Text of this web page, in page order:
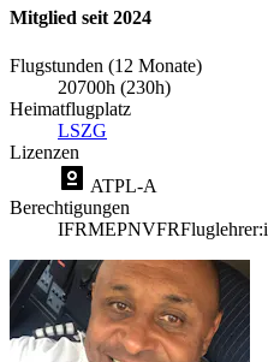
Mitglied seit 2024
Flugstunden (12 Monate)
20700h (230h)
Heimatflugplatz
LSZG
Lizenzen
ATPL-A
Berechtigungen
IFRMEPNVFR